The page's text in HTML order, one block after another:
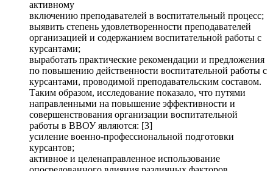
активному
включению преподавателей в воспитательный процесс;
выявить степень удовлетворенности преподавателей
организацией и содержанием воспитательной работы с
курсантами;
выработать практические рекомендации и предложения
по повышению действенности воспитательной работы с
курсантами, проводимой преподавательским составом.
Таким образом, исследование показало, что путями
направленными на повышение эффективности и
совершенствования организации воспитательной
работы в ВВОУ являются: [3]
усиление военно-профессиональной подготовки
курсантов;
активное и целенаправленное использование